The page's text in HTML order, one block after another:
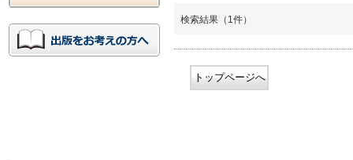
検索結果（1件）
トップページへ